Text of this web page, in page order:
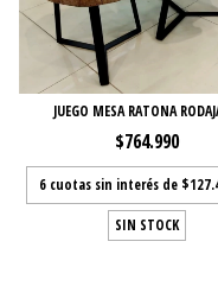
JUEGO MESA RATONA
$764.990
6 cuotas sin interés de
SIN STOCK